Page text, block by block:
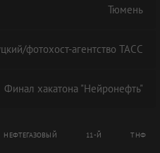
Тюмень
фотохост-агентство ТАСС
Финал хакатона "Нейронефть"
НЕФТЕГАЗОВЫЙ 11-Й ТНФ